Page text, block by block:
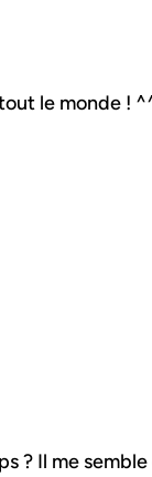
le monde !
? Il me semble